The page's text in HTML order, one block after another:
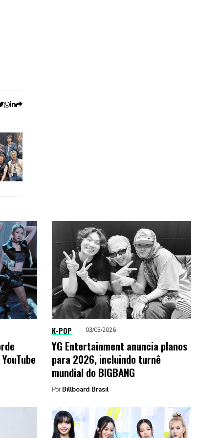
K-POP 03/03/2026
YG Entertainment anuncia planos
para 2026, incluindo turnê
mundial do BIGBANG
Por Billboard Brasil